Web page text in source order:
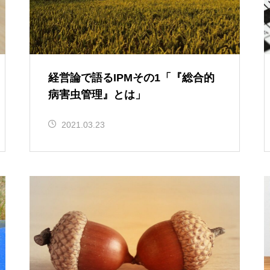
経営論で語るIPMその1「『総合的
病害虫管理』とは」
2021.03.23